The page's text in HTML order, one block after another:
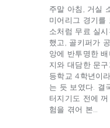
주말 아침, 거실
미어리그 경기를
소처럼 무료 실
했고, 골키퍼가
앙에 반투명한 배
지와 대담한 문
등학교 4학년이
는 듯 보였다. 결
터지기도 전에
험을 겪어 본…